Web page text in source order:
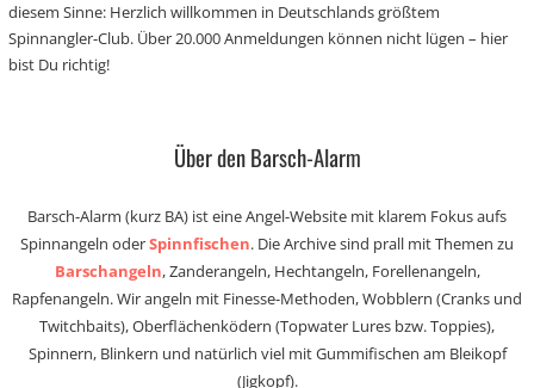
diesem Sinne: Herzlich willkommen in Deutschlands größtem
Spinnangler-Club. Über 20.000 Anmeldungen können nicht lügen – hier
bist Du richtig!
Über den Barsch-Alarm
Barsch-Alarm (kurz BA) ist eine Angel-Website mit klarem Fokus aufs
Spinnangeln oderSpinnfischen. Die Archive sind prall mit Themen zu
Barschangeln, Zanderangeln, Hechtangeln, Forellenangeln,
Rapfenangeln. Wir angeln mit Finesse-Methoden, Wobblern (Cranks und
Twitchbaits), Oberflächenködern (Topwater Lures bzw. Toppies),
Spinnern, Blinkern und natürlich viel mit Gummifischen am Bleikopf
(Jigkopf).